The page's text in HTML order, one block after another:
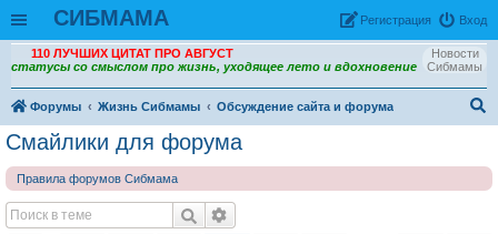
СИБМАМА Вход
Рeгиcтpaция
Новости
Сибмамы
110 ЛУЧШИХ ЦИТАТ ПРО АВГУСТ
статусы со смыслом про жизнь, уходящее лето и вдохновение
Форумы Жизнь Сибмамы
Обсуждение сайта и форума
Смайлики для форума
Правила форумов Сибмама